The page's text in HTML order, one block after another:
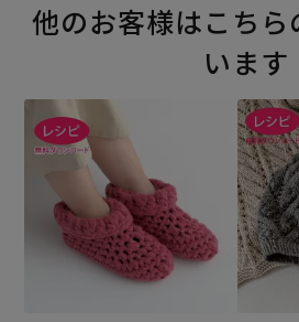
他のお客様はこちら
います